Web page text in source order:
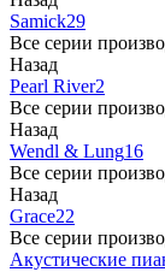
Samick29
Все серии
Назад
Pearl River2
Все серии
Назад
Wendl & Lung16
Все серии
Назад
Grace22
Все серии
Акустические